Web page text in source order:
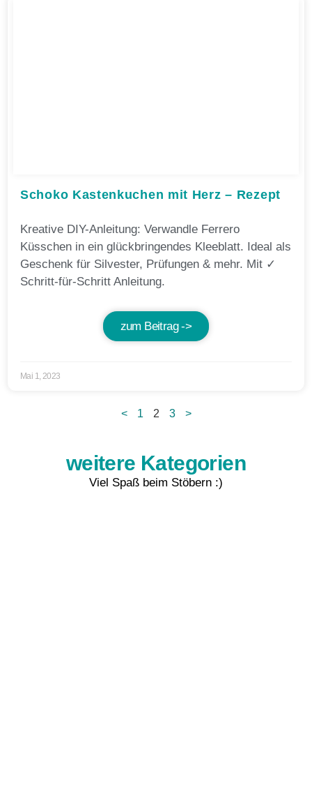
Schoko Kastenkuchen mit Herz – Rezept
Kreative DIY-Anleitung: Verwandle Ferrero
Küsschen in ein glückbringendes Kleeblatt. Ideal als
Geschenk für Silvester, Prüfungen & mehr. Mit ✓
Schritt-für-Schritt Anleitung.
zum Beitrag ->
Mai 1, 2023
< 1 2 3 >
weitere Kategorien
Viel Spaß beim Stöbern :)